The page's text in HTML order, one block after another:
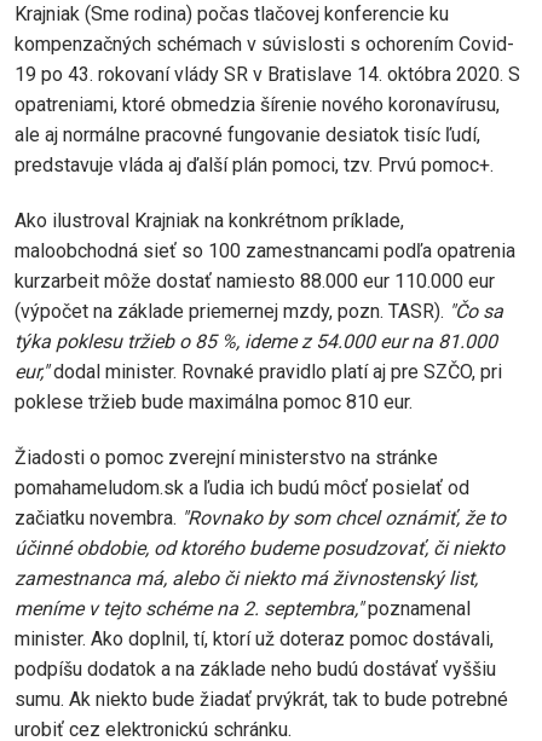
Krajniak (Sme rodina) počas tlačovej konferencie ku
kompenzačných schémach v súvislosti s ochorením Covid-
19 po 43. rokovaní vlády SR v Bratislave 14. októbra 2020. S
opatreniami, ktoré obmedzia šírenie nového koronavírusu,
ale aj normálne pracovné fungovanie desiatok tisíc ľudí,
predstavuje vláda aj ďalší plán pomoci, tzv. Prvú pomoc+.
Ako ilustroval Krajniak na konkrétnom príklade,
maloobchodná sieť so 100 zamestnancami podľa opatrenia
kurzarbeit môže dostať namiesto 88.000 eur 110.000 eur
(výpočet na základe priemernej mzdy, pozn. TASR). "Čo sa
týka poklesu tržieb o 85 %, ideme z 54.000 eur na 81.000
eur,"dodal minister. Rovnaké pravidlo platí aj pre SZČO, pri
poklese tržieb bude maximálna pomoc 810 eur.
Žiadosti o pomoc zverejní ministerstvo na stránke
pomahameludom.sk a ľudia ich budú môcť posielať od
začiatku novembra. "Rovnako by som chcel oznámiť, že to
účinné obdobie, od ktorého budeme posudzovať, či niekto
zamestnanca má, alebo či niekto má živnostenský list,
meníme v tejto schéme na 2. septembra,"poznamenal
minister. Ako doplnil, tí, ktorí už doteraz pomoc dostávali,
podpíšu dodatok a na základe neho budú dostávať vyššiu
sumu. Ak niekto bude žiadať prvýkrát, tak to bude potrebné
urobiť cez elektronickú schránku.